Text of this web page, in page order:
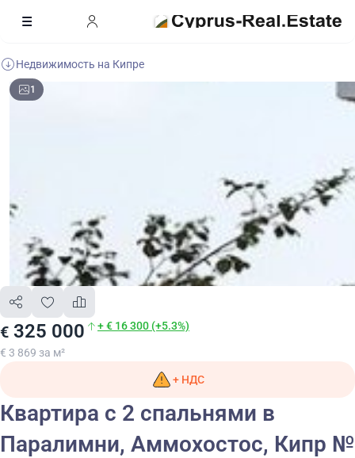
Недвижимость на Кипре
1
€ 325 000 + € 16 300 (+5.3%)
€ 3 869 за м²
+ НДС
Квартира с 2 спальнями в
Паралимни, Аммохостос, Кипр №